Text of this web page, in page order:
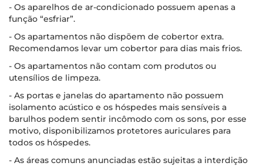
- Os aparelhos de ar-condicionado possuem apenas a
função “esfriar”.
- Os apartamentos não dispõem de cobertor extra.
Recomendamos levar um cobertor para dias mais frios.
- Os apartamentos não contam com produtos ou
utensílios de limpeza.
- As portas e janelas do apartamento não possuem
isolamento acústico e os hóspedes mais sensíveis a
barulhos podem sentir incômodo com os sons, por esse
motivo, disponibilizamos protetores auriculares para
todos os hóspedes.
- As áreas comuns anunciadas estão sujeitas a interdição